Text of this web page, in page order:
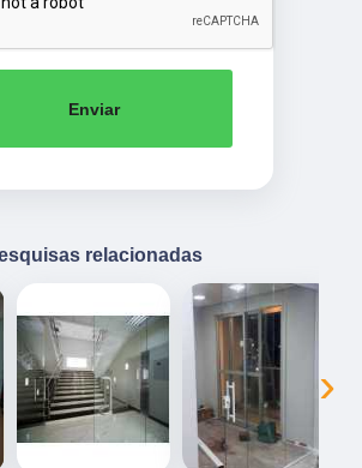
Enviar
relacionadas
›